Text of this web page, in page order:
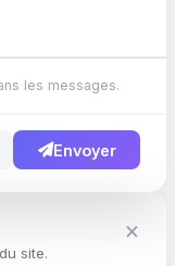
les messages.
Envoyer
site.
×